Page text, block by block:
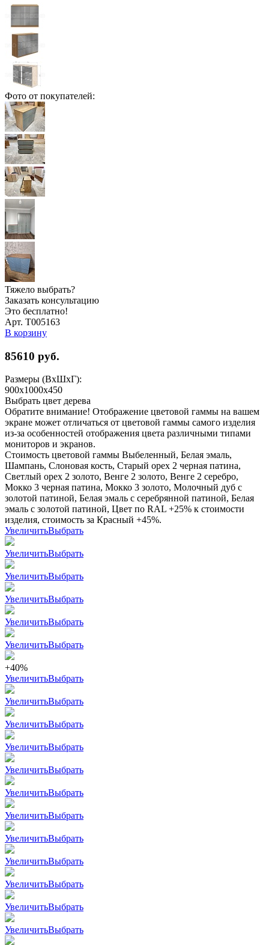
Фото от покупателей:
Тяжело выбрать?
Заказать консультацию
Это бесплатно!
Арт. Т005163
В корзину
85610 руб.
Размеры (ВхШхГ):
900x1000x450
Выбрать цвет дерева
Обратите внимание! Отображение цветовой гаммы на вашем
экране может отличаться от цветовой гаммы самого изделия
из-за особенностей отображения цвета различными типами
мониторов и экранов.
Стоимость цветовой гаммы Выбеленный, Белая эмаль,
Шампань, Слоновая кость, Старый орех 2 черная патина,
Светлый орех 2 золото, Венге 2 золото, Венге 2 серебро,
Мокко 3 черная патина, Мокко 3 золото, Молочный дуб с
золотой патиной, Белая эмаль с серебрянной патиной, Белая
эмаль с золотой патиной, Цвет по RAL +25% к стоимости
изделия, стоимость за Красный +45%.
УвеличитьВыбрать
УвеличитьВыбрать
УвеличитьВыбрать
УвеличитьВыбрать
УвеличитьВыбрать
УвеличитьВыбрать
+40%
УвеличитьВыбрать
УвеличитьВыбрать
УвеличитьВыбрать
УвеличитьВыбрать
УвеличитьВыбрать
УвеличитьВыбрать
УвеличитьВыбрать
УвеличитьВыбрать
УвеличитьВыбрать
УвеличитьВыбрать
УвеличитьВыбрать
УвеличитьВыбрать